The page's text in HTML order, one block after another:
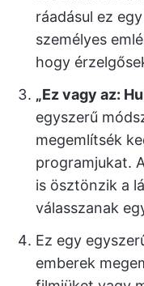
ráadásul ez
személyes
hogy
„Ez vagy az:
egyszerű
megemlítsék
programjukat.
is ösztönzik a
válasszanak
Ez egy
emberek